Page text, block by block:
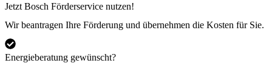
Jetzt Bosch Förderservice nutzen!
Wir beantragen Ihre Förderung und übernehmen die Kosten für Sie.
Energieberatung gewünscht?